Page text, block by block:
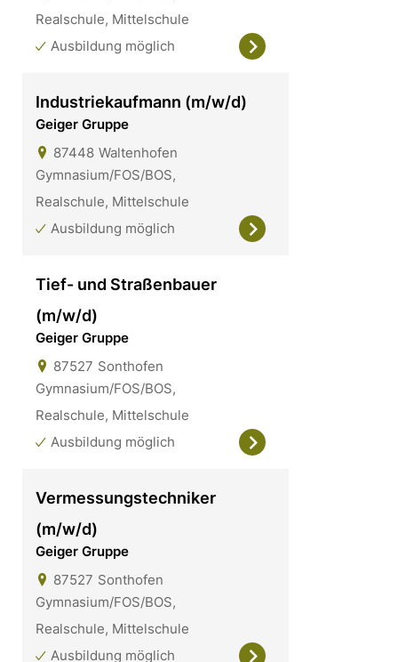
Realschule, Mittelschule
Ausbildung möglich
Industriekaufmann (m/w/d)
Geiger Gruppe
87448 Waltenhofen
Gymnasium/FOS/BOS,
Realschule, Mittelschule
Ausbildung möglich
Tief- und Straßenbauer
(m/w/d)
Geiger Gruppe
87527 Sonthofen
Gymnasium/FOS/BOS,
Realschule, Mittelschule
Ausbildung möglich
Vermessungstechniker
(m/w/d)
Geiger Gruppe
87527 Sonthofen
Gymnasium/FOS/BOS,
Realschule, Mittelschule
Ausbildung möglich